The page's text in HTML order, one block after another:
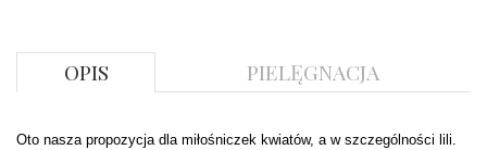
dół:
Szerokość szyny
bok
DIAMENTY
OPIS PIELĘGNACJA
Oto nasza propozycja dla miłośniczek kwiatów, a w szczególności lili.